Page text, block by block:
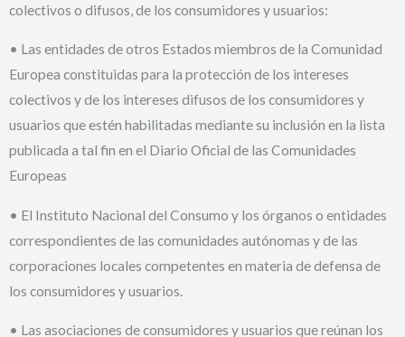
colectivos o difusos, de los consumidores y usuarios:
• Las entidades de otros Estados miembros de la Comunidad
Europea constituidas para la protección de los intereses
colectivos y de los intereses difusos de los consumidores y
usuarios que estén habilitadas mediante su inclusión en la lista
publicada a tal fin en el Diario Oficial de las Comunidades
Europeas
• El Instituto Nacional del Consumo y los órganos o entidades
correspondientes de las comunidades autónomas y de las
corporaciones locales competentes en materia de defensa de
los consumidores y usuarios.
• Las asociaciones de consumidores y usuarios que reúnan los